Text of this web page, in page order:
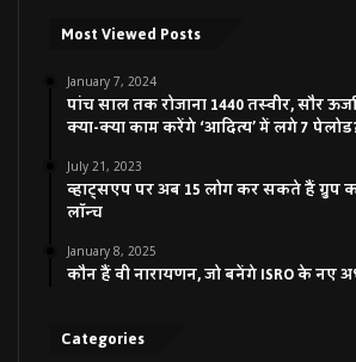
Most Viewed Posts
January 7, 2024
पांच साल तक रोजाना 1440 तस्वीर, सौर
क्या-क्या काम करेंगे ‘आदित्य’ में लगे 7
July 21, 2023
व्हाट्सएप पर अब 15 लोग कर सकते हैं ग्रुप
लॉन्च
January 8, 2025
कौन हैं वी नारायणन, जो बनेंगे ISRO के नए
Categories